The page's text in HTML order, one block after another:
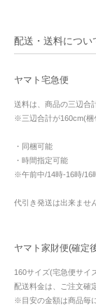
配送・送料につい
ヤマト宅急便
送料は、商品の三辺合
※三辺合計が160cm(梱
・同梱可能
・時間指定可能
※午前中/14時-16時/16
代引き発送は出来ませ
ヤマト家財便(確定
160サイズ(宅急便サイ
配送料金は、ご注文確
※目安の金額は商品毎